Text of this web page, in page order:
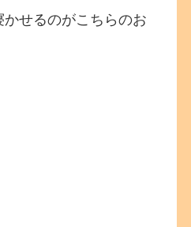
せるのがこちらのお